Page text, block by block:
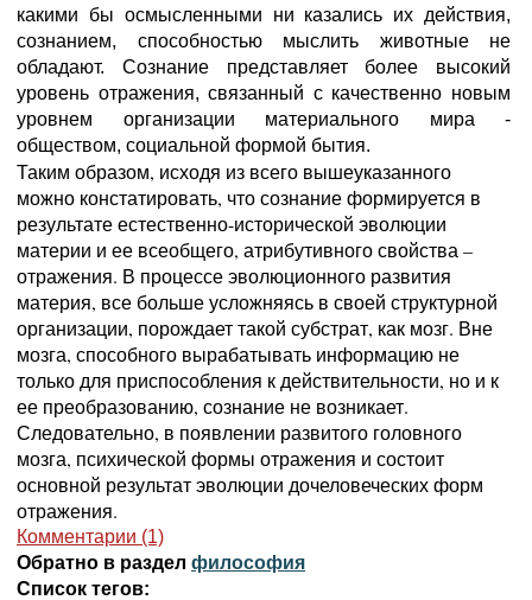
какими бы осмысленными ни казались их действия,
сознанием, способностью мыслить животные не
обладают. Сознание представляет более высокий
уровень отражения, связанный с качественно новым
уровнем организации материального мира -
обществом, социальной формой бытия.
Таким образом, исходя из всего вышеуказанного
можно констатировать, что сознание формируется в
результате естественно-исторической эволюции
материи и ее всеобщего, атрибутивного свойства –
отражения. В процессе эволюционного развития
материя, все больше усложняясь в своей структурной
организации, порождает такой субстрат, как мозг. Вне
мозга, способного вырабатывать информацию не
только для приспособления к действительности, но и к
ее преобразованию, сознание не возникает.
Следовательно, в появлении развитого головного
мозга, психической формы отражения и состоит
основной результат эволюции дочеловеческих форм
отражения.
Комментарии (1)
Обратно в раздел философия
Список тегов: